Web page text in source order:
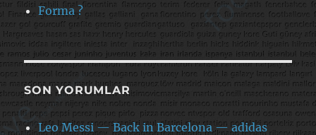
Forma ?
SON YORUMLAR
Leo Messi — Back in Barcelona — adidas